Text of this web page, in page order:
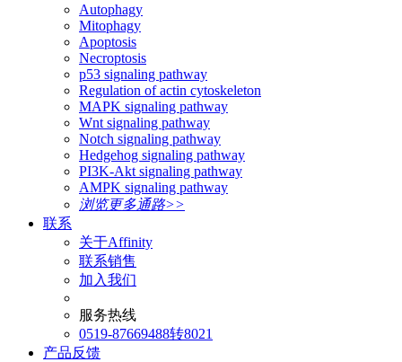
Autophagy
Mitophagy
Apoptosis
Necroptosis
p53 signaling pathway
Regulation of actin cytoskeleton
MAPK signaling pathway
Wnt signaling pathway
Notch signaling pathway
Hedgehog signaling pathway
PI3K-Akt signaling pathway
AMPK signaling pathway
浏览更多通路>>
联系
关于Affinity
联系销售
加入我们
服务热线
0519-87669488转8021
产品反馈